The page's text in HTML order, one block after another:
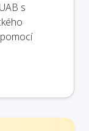
s